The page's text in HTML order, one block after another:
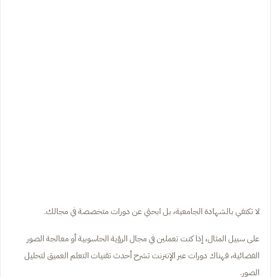
لا تكتفي بالشهادة الجامعية، بل ابحثي عن دورات متخصصة في مجالك.
على سبيل المثال، إذا كنت تعملين في مجال الرؤية الحاسوبية أو معالجة الصور
الفضائية، فهناك دورات عبر الإنترنت تشرح أحدث تقنيات التعلم العميق لتحليل
الصور.